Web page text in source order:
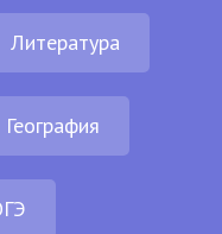
Литература
География